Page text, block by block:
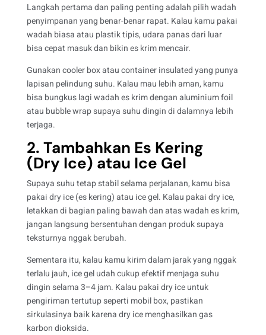
Langkah pertama dan paling penting adalah pilih wadah
penyimpanan yang benar-benar rapat. Kalau kamu pakai
wadah biasa atau plastik tipis, udara panas dari luar
bisa cepat masuk dan bikin es krim mencair.
Gunakan cooler box atau container insulated yang punya
lapisan pelindung suhu. Kalau mau lebih aman, kamu
bisa bungkus lagi wadah es krim dengan aluminium foil
atau bubble wrap supaya suhu dingin di dalamnya lebih
terjaga.
2. Tambahkan Es Kering
(Dry Ice) atau Ice Gel
Supaya suhu tetap stabil selama perjalanan, kamu bisa
pakai dry ice (es kering) atau ice gel. Kalau pakai dry ice,
letakkan di bagian paling bawah dan atas wadah es krim,
jangan langsung bersentuhan dengan produk supaya
teksturnya nggak berubah.
Sementara itu, kalau kamu kirim dalam jarak yang nggak
terlalu jauh, ice gel udah cukup efektif menjaga suhu
dingin selama 3–4 jam. Kalau pakai dry ice untuk
pengiriman tertutup seperti mobil box, pastikan
sirkulasinya baik karena dry ice menghasilkan gas
karbon dioksida.